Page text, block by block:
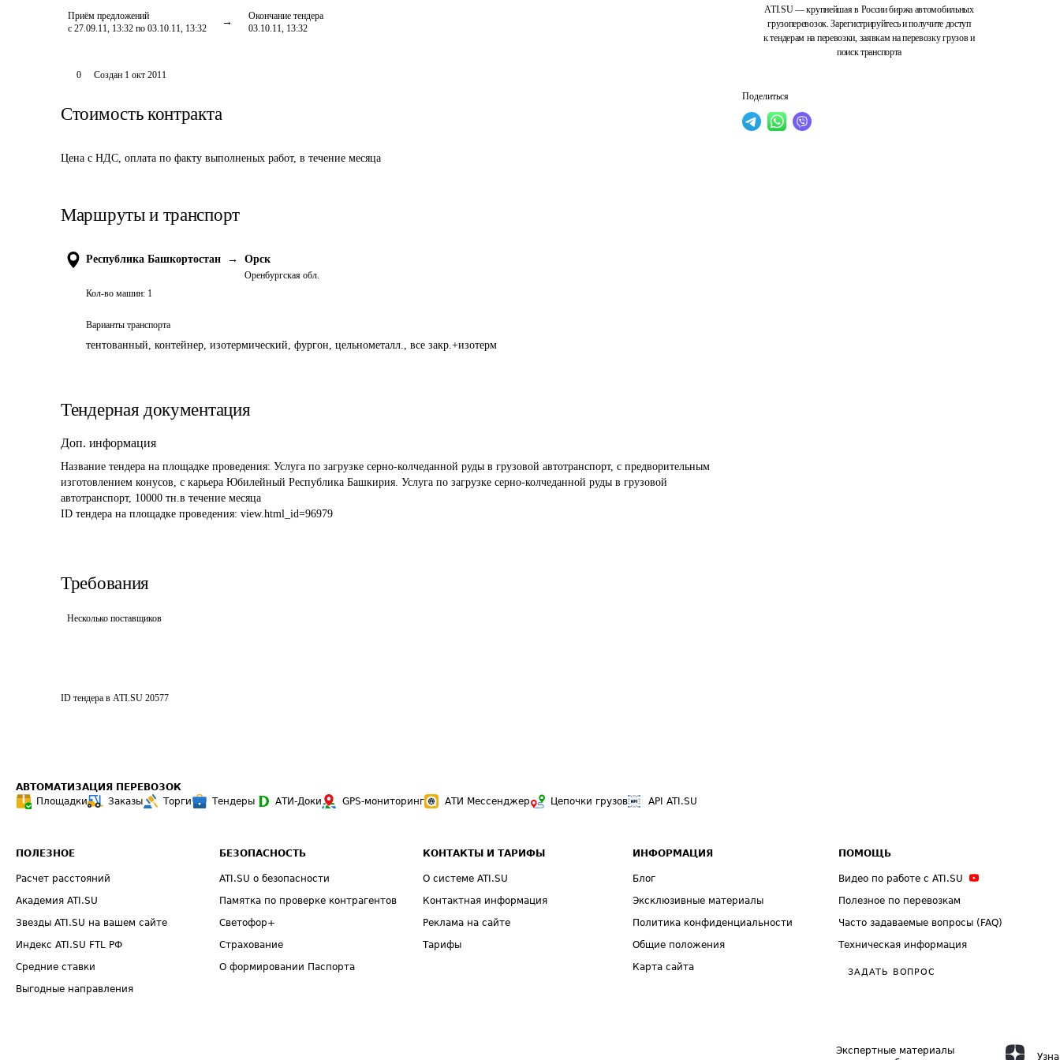
Приём предложений
с 27.09.11, 13:32 по 03.10.11, 13:32
Окончание тендера
03.10.11, 13:32
ATI.SU — крупнейшая в России биржа автомобильных
грузоперевозок. Зарегистрируйтесь и получите доступ
к тендерам на перевозки, заявкам на перевозку грузов и
поиск транспорта
Поделиться
0 Создан 1 окт 2011
Стоимость контракта
Цена с НДС, оплата по факту выполненых работ, в течение месяца
Маршруты и транспорт
Республика Башкортостан → Орск
Оренбургская обл.
Кол-во машин: 1
Варианты транспорта
тентованный, контейнер, изотермический, фургон, цельнометалл., все закр.+изотерм
Тендерная документация
Доп. информация
Название тендера на площадке проведения: Услуга по загрузке серно-колчеданной руды в грузовой автотранспорт, с предворительным
изготовлением конусов, с карьера Юбилейный Республика Башкирия. Услуга по загрузке серно-колчеданной руды в грузовой
автотранспорт, 10000 тн.в течение месяца
ID тендера на площадке проведения: view.html_id=96979
Требования
Несколько поставщиков
ID тендера в ATI.SU 20577
АВТОМАТИЗАЦИЯ ПЕРЕВОЗОК
Площадки
Заказы Торги Тендеры АТИ-Доки GPS-мониторинг АТИ Мессенджер Цепочки грузов API ATI.SU
ПОЛЕЗНОЕ
Расчет расстояний
Академия ATI.SU
Звезды ATI.SU на вашем сайте
Индекс ATI.SU FTL РФ
Средние ставки
Выгодные направления
БЕЗОПАСНОСТЬ
ATI.SU о безопасности
Памятка по проверке контрагентов
Светофор+
Страхование
О формировании Паспорта
КОНТАКТЫ И ТАРИФЫ
О системе ATI.SU
Контактная информация
Реклама на сайте
Тарифы
ИНФОРМАЦИЯ
Блог
Эксклюзивные материалы
Политика конфиденциальности
Общие положения
Карта сайта
ПОМОЩЬ
Видео по работе с ATI.SU
Полезное по перевозкам
Часто задаваемые вопросы (FAQ)
Техническая информация
ЗАДАТЬ ВОПРОС
Экспертные материалы